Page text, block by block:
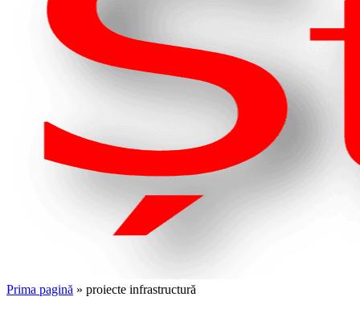
Prima pagină » proiecte infrastructură